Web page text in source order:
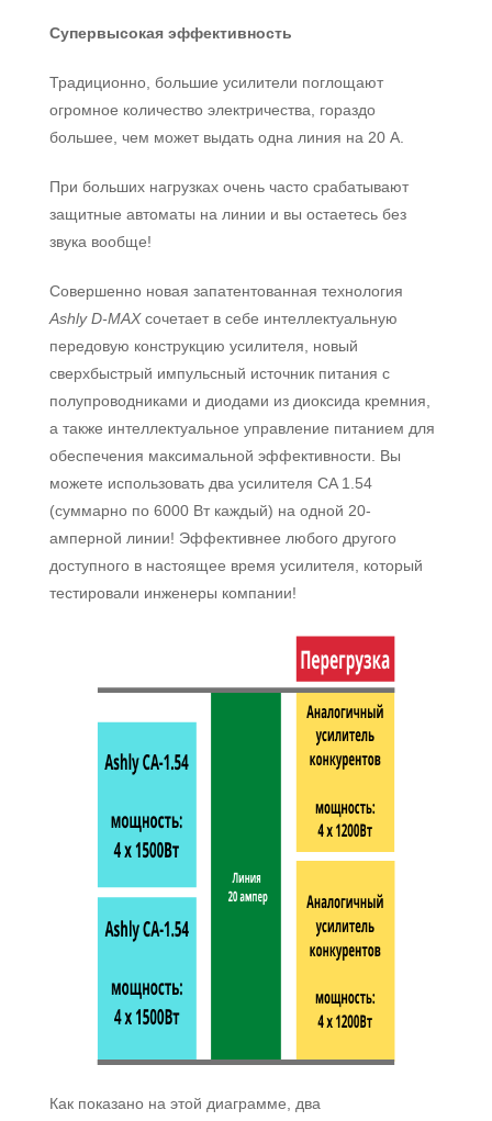
Супервысокая эффективность
Традиционно, большие усилители поглощают
огромное количество электричества, гораздо
большее, чем может выдать одна линия на 20 А.
При больших нагрузках очень часто срабатывают
защитные автоматы на линии и вы остаетесь без
звука вообще!
Совершенно новая запатентованная технология
Ashly D-MAXсочетает в себе интеллектуальную
передовую конструкцию усилителя, новый
сверхбыстрый импульсный источник питания с
полупроводниками и диодами из диоксида кремния,
а также интеллектуальное управление питанием для
обеспечения максимальной эффективности. Вы
можете использовать два усилителя CA 1.54
(суммарно по 6000 Вт каждый) на одной 20-
амперной линии! Эффективнее любого другого
доступного в настоящее время усилителя, который
тестировали инженеры компании!
Как показано на этой диаграмме, два